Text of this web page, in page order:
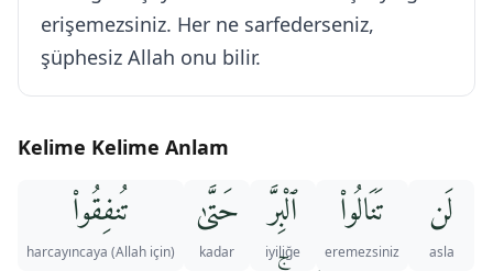
erişemezsiniz. Her ne sarfederseniz,
şüphesiz Allah onu bilir.
Kelime Kelime Anlam
لَن
asla
تَنَالُوا۟
eremezsiniz
ٱلْبِرَّ
iyiliğe
حَتَّىٰ
kadar
تُنفِقُوا۟
(Allah için) harcayıncaya